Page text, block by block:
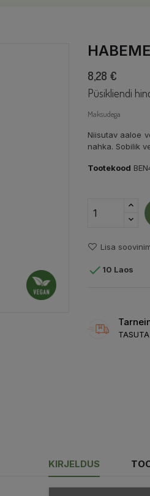
8,28 €
Püsikliendi
Maksudega
Niisutav aaloe
nahka. Sobilik
Tootekood
Lisa
 10 Laos
KIRJELDUS